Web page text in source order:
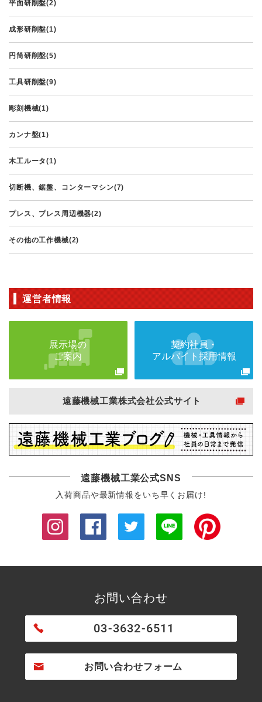
平面研削盤(2)
成形研削盤(1)
円筒研削盤(5)
工具研削盤(9)
彫刻機械(1)
カンナ盤(1)
木工ルータ(1)
切断機、鋸盤、コンターマシン(7)
プレス、プレス周辺機器(2)
その他の工作機械(2)
運営者情報
展示場の
ご案内
契約社員・
アルバイト採用情報
遠藤機械工業株式会社公式サイト
遠藤機械工業公式SNS
入荷商品や最新情報をいち早くお届け!
お問い合わせ
03-3632-6511
お問い合わせフォーム